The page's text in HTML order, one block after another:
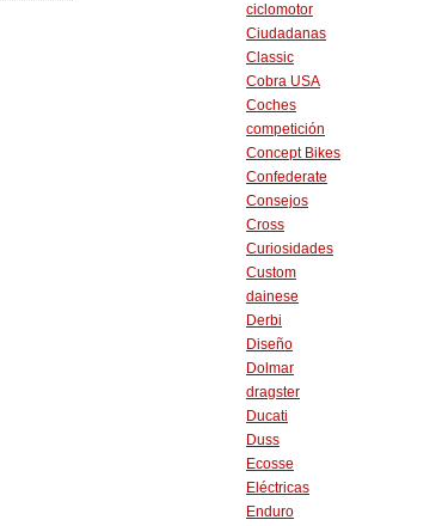
ciclomotor
Ciudadanas
Classic
Cobra USA
Coches
competición
Concept Bikes
Confederate
Consejos
Cross
Curiosidades
Custom
dainese
Derbi
Diseño
Dolmar
dragster
Ducati
Duss
Ecosse
Eléctricas
Enduro